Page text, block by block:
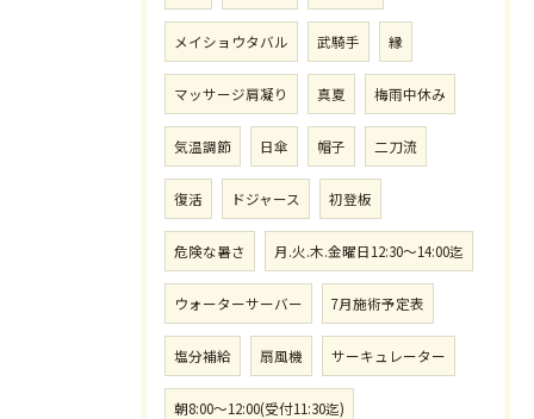
メイショウタバル 武騎手 縁
マッサージ肩凝り 真夏 梅雨中休み
気温調節 日傘 帽子 二刀流
復活 ドジャース 初登板
危険な暑さ 月.火.木.金曜日12:30〜14:00迄
ウォーターサーバー 7月施術予定表
塩分補給 扇風機 サーキュレーター
朝8:00〜12:00(受付11:30迄)